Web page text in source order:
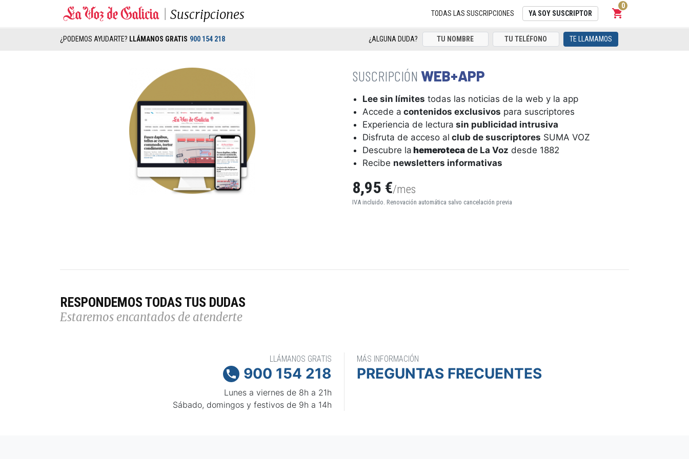
Suscripciones TODAS LAS SUSCRIPCIONES YA SOY SUSCRIPTOR shopping_cart
Carrito
0
¿PODEMOS AYUDARTE? LLÁMANOS GRATIS 900 154 218 ¿ALGUNA DUDA? TE LLAMAMOS
WEB+APP
Lee sin límites todas las noticias de la web y la app
Accede a contenidos exclusivos para suscriptores
Experiencia de lectura sin publicidad intrusiva
Disfruta de acceso al club de suscriptores SUMA VOZ
Descubre la hemeroteca de La Voz desde 1882
Recibe newsletters informativas
8,95 €/mes
IVA incluido. Renovación automática salvo cancelación previa
RESPONDEMOS TODAS TUS DUDAS
Estaremos encantados de atenderte
LLÁMANOS GRATIS
 900 154 218
Lunes a viernes de 8h a 21h
Sábado, domingos y festivos de 9h a 14h
MÁS INFORMACIÓN
PREGUNTAS FRECUENTES